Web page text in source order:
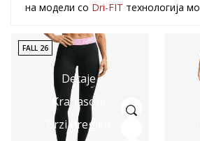
на модели со Dri-FIT технологија
Detaje
Krahasoni
Brzi Pregled
FALL 26